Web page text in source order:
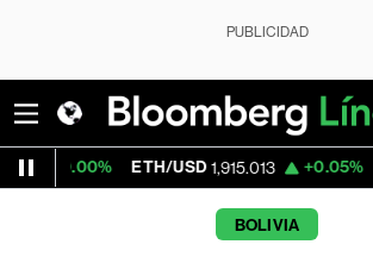
PUBLICIDAD
ETH/USD 1,915.013 +0.05% Visa 362.50
BOLIVIA